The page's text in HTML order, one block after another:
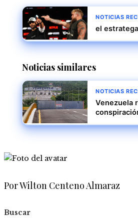
NOTICIAS
el
Noticias similares
NOTICIAS
Venezuela
Por Wilton Centeno Almaraz
Buscar